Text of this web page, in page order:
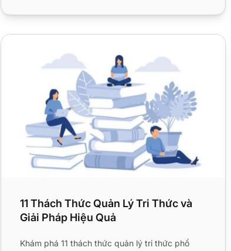
11 Thách Thức Quản Lý Tri Thức và Giải Pháp Hiệu Quả
11 Thách Thức Quản Lý Tri Thức và
Giải Pháp Hiệu Quả
Khám phá 11 thách thức quản lý tri thức phổ